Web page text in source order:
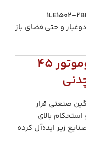
1LE1502-
و حتی فضای باز
کاربردهای صنعتی الکتروموتور 45
صنعتی قرار
بالای
زیر ایده‌آل کرده